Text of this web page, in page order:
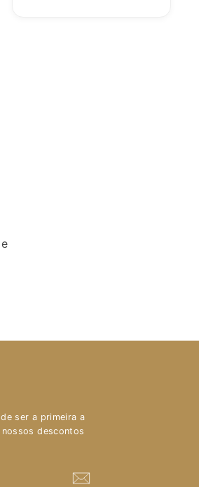
ser a primeira a
descontos